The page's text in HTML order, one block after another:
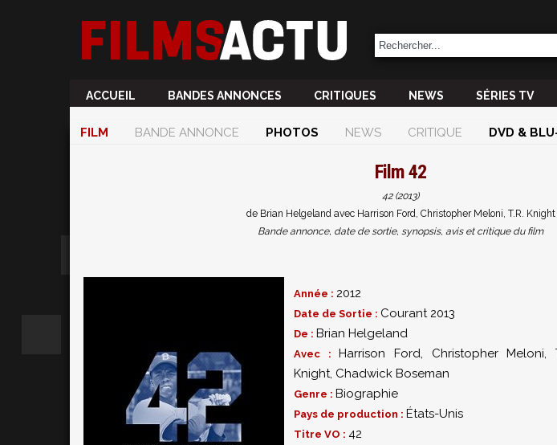
ACCUEIL BANDES ANNONCES CRITIQUES NEWS SÉRIES TV
FILM BANDE ANNONCE PHOTOS NEWS CRITIQUE DVD &
Film42
42 (2013)
de Brian Helgeland avec Harrison Ford, Christopher Meloni, T.R. Knight
Bande annonce, date de sortie, synopsis, avis et critique du film
Année : 2012
Date de Sortie : Courant 2013
De : Brian Helgeland
Avec : Harrison Ford, Christopher Meloni,
Knight, Chadwick Boseman
Genre : Biographie
Pays de production : États-Unis
Titre VO : 42